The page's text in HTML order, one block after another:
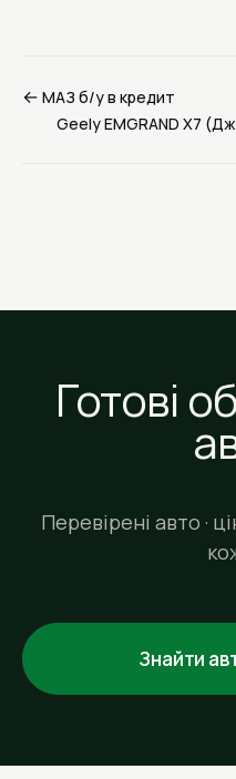
← МАЗ б/у в кредит
Geely EMGRAND X7
Готові
Перевірені авто ·
Знайти